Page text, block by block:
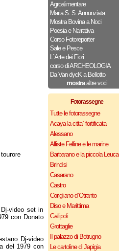
Agroalimentare
Maria S. S. Annunziata
Mostra Bovina a Noci
Poesia e Narrativa
Corso Fotoreporter
Sale e Pesce
L`Arte dei Fiori
corso di ARCHEOLOGIA
Da Van dycK a Bellotto
mostraaltre voci
Fotorassegne
Tutte le fotorassegne
Acaya la citta` fortificata
Alessano
Alliste Felline e le marine
Barbarano e la piccola Leuca
Brindisi
Casarano
Castro
Corigliano d`Otranto
Diso e Marittima
Gallipoli
Grottaglie
Il palazzo di Botrugno
Le cartoline di Japigia
video set in
con Donato
Dj-video
del 1979 con